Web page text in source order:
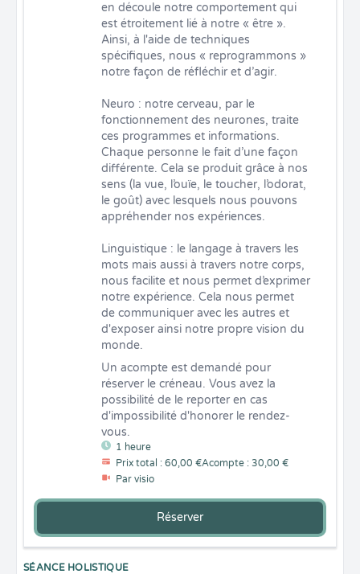
1 heure
Prix total : 60,00 €Acompte : 30,00 €
Par visio
Un acompte est demandé pour
réserver le créneau. Vous avez la
possibilité de le reporter en cas
d'impossibilité d'honorer le rendez-
vous.
en découle notre comportement qui
est étroitement lié à notre « être ».
Ainsi, à l'aide de techniques
spécifiques, nous « reprogrammons »
notre façon de réfléchir et d’agir.
Neuro : notre cerveau, par le
fonctionnement des neurones, traite
ces programmes et informations.
Chaque personne le fait d’une façon
différente. Cela se produit grâce à nos
sens (la vue, l’ouïe, le toucher, l’odorat,
le goût) avec lesquels nous pouvons
appréhender nos expériences.
Linguistique : le langage à travers les
mots mais aussi à travers notre corps,
nous facilite et nous permet d’exprimer
notre expérience. Cela nous permet
de communiquer avec les autres et
d'exposer ainsi notre propre vision du
monde.
Réserver
SÉANCE HOLISTIQUE